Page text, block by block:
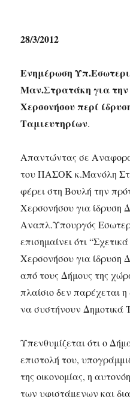
28/3/2012
Ενημέρωση
Μαν.Στρατάκη για
Χερσονήσου περί
Ταμιευτηρίων.
Απαντώντας σε
του ΠΑΣΟΚ κ.Μανόλη
φέρει στη Βουλή την
Χερσονήσου για ίδρυση
Αναπλ.Υπουργός
επισημαίνει ότι
Χερσονήσου για ίδρυση
από τους Δήμους της
πλαίσιο δεν παρέχεται
να συστήνουν Δημοτικά
Υπενθυμίζεται ότι ο
επιστολή του,
της οικονομίας, η
των υφιστάμενων και